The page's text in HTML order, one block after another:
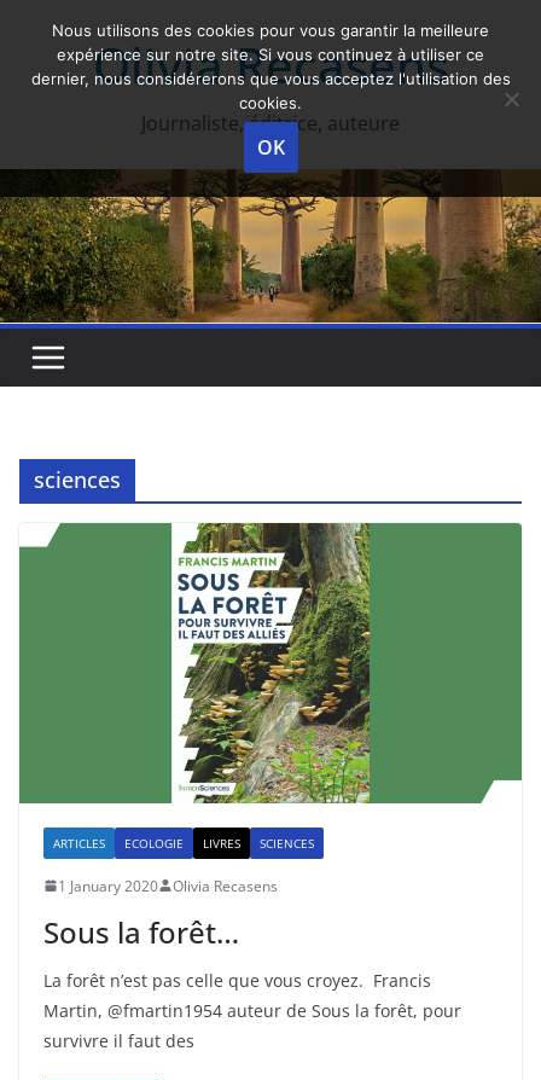
content
Olivia Recasens
Journaliste, éditrice, auteure
sciences
ARTICLES ECOLOGIE LIVRES SCIENCES
1 January 2020 Olivia Recasens
Sous la forêt…
La forêt n’est pas celle que vous croyez. Francis
Martin, @fmartin1954 auteur de Sous la forêt, pour
survivre il faut des
Nous utilisons des cookies pour vous garantir la meilleure
expérience sur notre site. Si vous continuez à utiliser ce
dernier, nous considérerons que vous acceptez l'utilisation des
cookies.
OK